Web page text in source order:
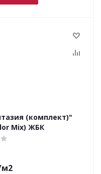
(комплект)"
Mix) ЖБК